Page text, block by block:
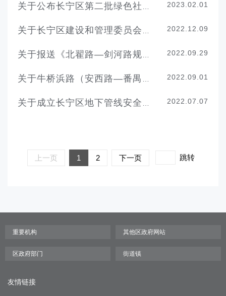
2023.02.01
2022.12.09
2022.09.29
2022.09.01
2022.07.07
上一页 1 2 下一页 跳转
友情链接